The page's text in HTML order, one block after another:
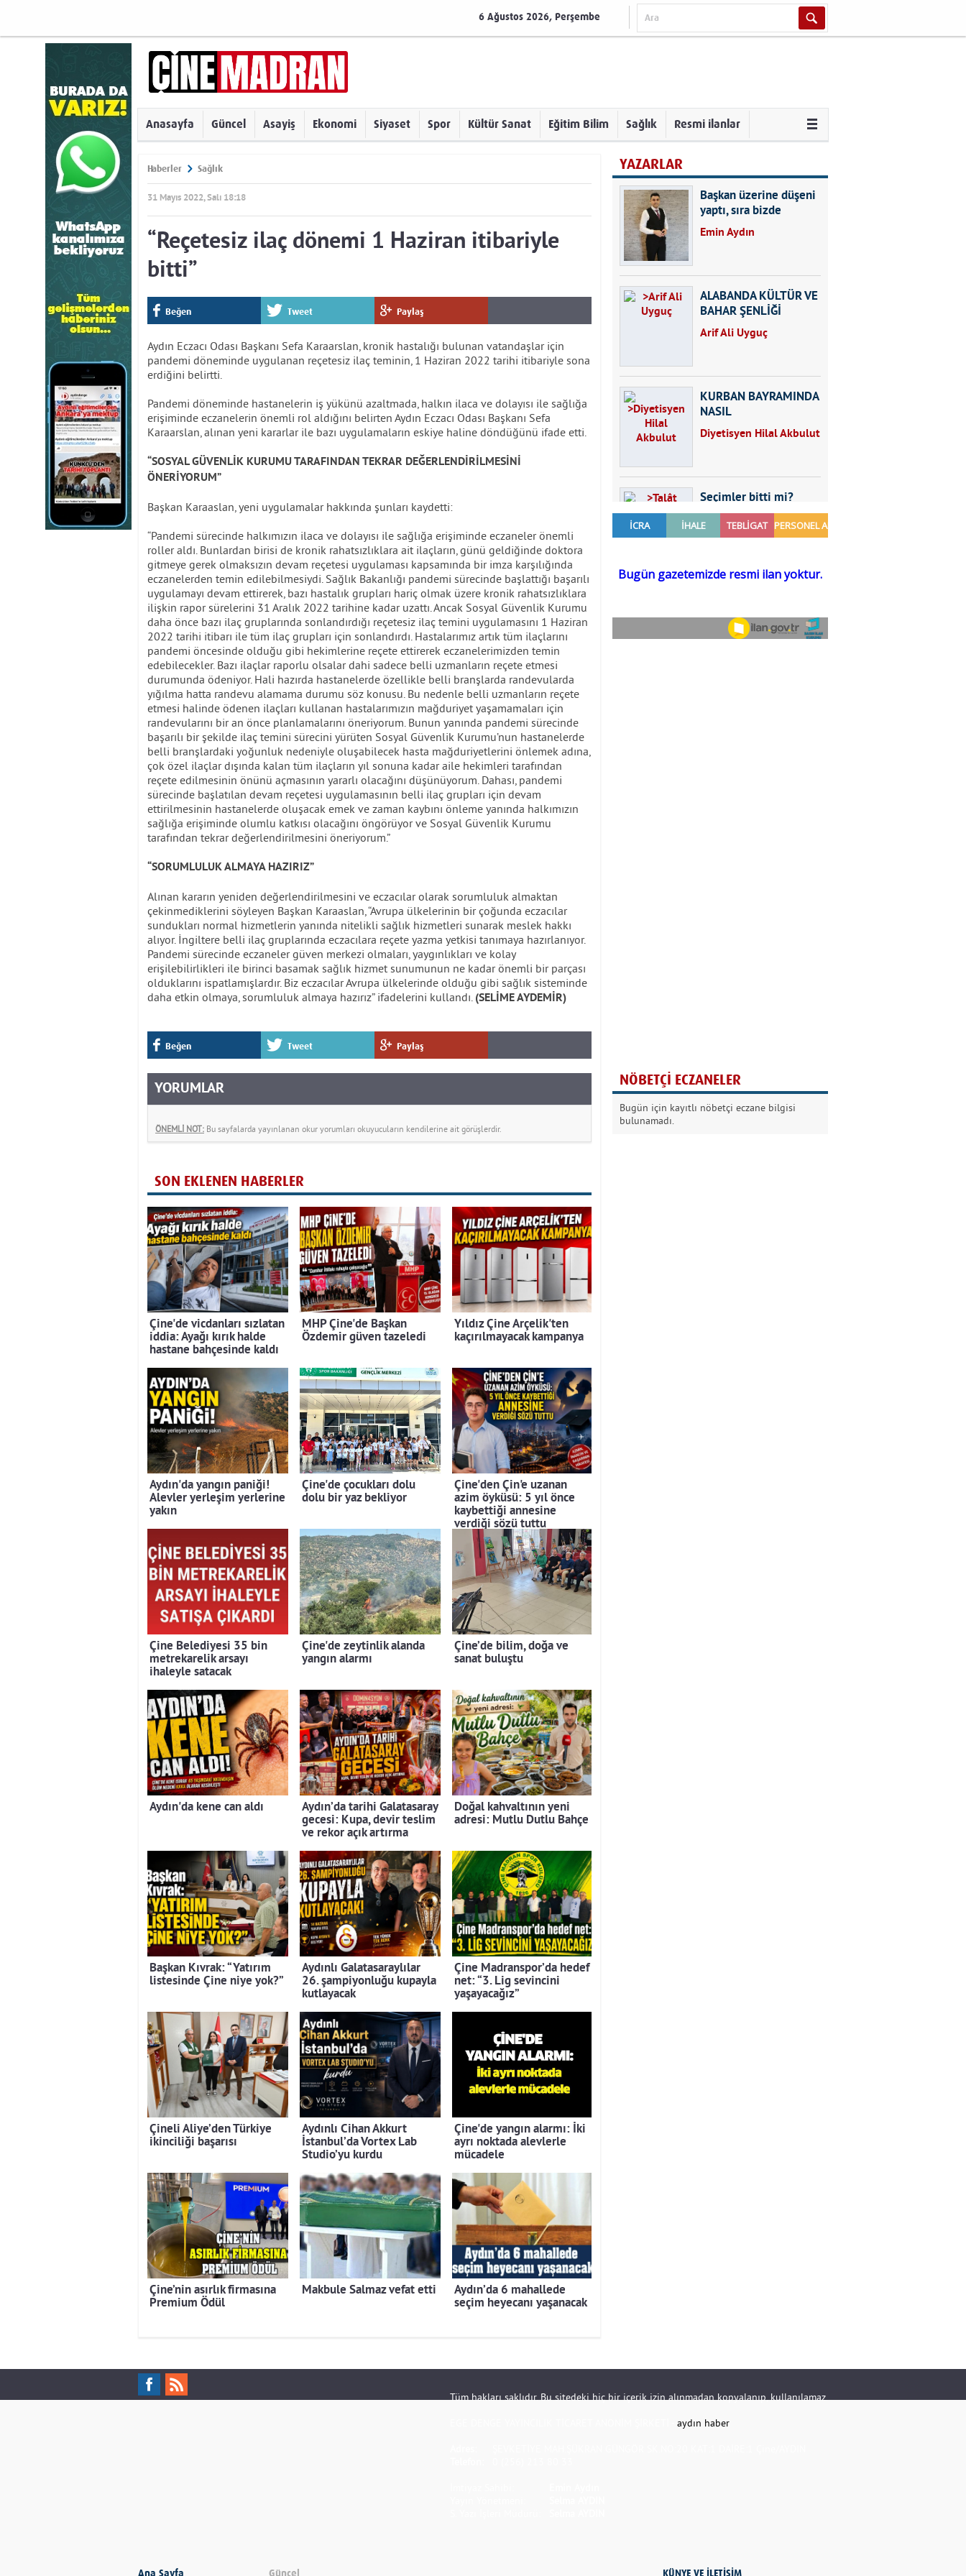
6 Ağustos 2026, Perşembe
Anasayfa Güncel Asayiş Ekonomi Siyaset Spor Kültür Sanat Eğitim Bilim Sağlık Resmi ilanlar
Haberler Sağlık
31 Mayıs 2022, Salı 18:18
“Reçetesiz ilaç dönemi 1 Haziran itibariyle
bitti”
Beğen Tweet Paylaş
Aydın Eczacı Odası Başkanı Sefa Karaarslan, kronik hastalığı bulunan vatandaşlar için
pandemi döneminde uygulanan reçetesiz ilaç teminin, 1 Haziran 2022 tarihi itibariyle sona
erdiğini belirtti.
Pandemi döneminde hastanelerin iş yükünü azaltmada, halkın ilaca ve dolayısı ile sağlığa
erişiminde eczanelerin önemli rol aldığını belirten Aydın Eczacı Odası Başkanı Sefa
Karaarslan, alınan yeni kararlar ile bazı uygulamaların eskiye haline döndüğünü ifade etti.
“SOSYAL GÜVENLİK KURUMU TARAFINDAN TEKRAR DEĞERLENDİRİLMESİNİ
ÖNERİYORUM”
Başkan Karaaslan, yeni uygulamalar hakkında şunları kaydetti:
“Pandemi sürecinde halkımızın ilaca ve dolayısı ile sağlığa erişiminde eczaneler önemli
roller aldı. Bunlardan birisi de kronik rahatsızlıklara ait ilaçların, günü geldiğinde doktora
gitmeye gerek olmaksızın devam reçetesi uygulaması kapsamında bir imza karşılığında
eczanelerden temin edilebilmesiydi. Sağlık Bakanlığı pandemi sürecinde başlattığı başarılı
uygulamayı devam ettirerek, bazı hastalık grupları hariç olmak üzere kronik rahatsızlıklara
ilişkin rapor sürelerini 31 Aralık 2022 tarihine kadar uzattı. Ancak Sosyal Güvenlik Kurumu
daha önce bazı ilaç gruplarında sonlandırdığı reçetesiz ilaç temini uygulamasını 1 Haziran
2022 tarihi itibarı ile tüm ilaç grupları için sonlandırdı. Hastalarımız artık tüm ilaçlarını
pandemi öncesinde olduğu gibi hekimlerine reçete ettirerek eczanelerimizden temin
edebilecekler. Bazı ilaçlar raporlu olsalar dahi sadece belli uzmanların reçete etmesi
durumunda ödeniyor. Hali hazırda hastanelerde özellikle belli branşlarda randevularda
yığılma hatta randevu alamama durumu söz konusu. Bu nedenle belli uzmanların reçete
etmesi halinde ödenen ilaçları kullanan hastalarımızın mağduriyet yaşamamaları için
randevularını bir an önce planlamalarını öneriyorum. Bunun yanında pandemi sürecinde
başarılı bir şekilde ilaç temini sürecini yürüten Sosyal Güvenlik Kurumu’nun hastanelerde
belli branşlardaki yoğunluk nedeniyle oluşabilecek hasta mağduriyetlerini önlemek adına,
çok özel ilaçlar dışında kalan tüm ilaçların yıl sonuna kadar aile hekimleri tarafından
reçete edilmesinin önünü açmasının yararlı olacağını düşünüyorum. Dahası, pandemi
sürecinde başlatılan devam reçetesi uygulamasının belli ilaç grupları için devam
ettirilmesinin hastanelerde oluşacak emek ve zaman kaybını önleme yanında halkımızın
sağlığa erişiminde olumlu katkısı olacağını öngörüyor ve Sosyal Güvenlik Kurumu
tarafından tekrar değerlendirilmesini öneriyorum.”
“SORUMLULUK ALMAYA HAZIRIZ”
Alınan kararın yeniden değerlendirilmesini ve eczacılar olarak sorumluluk almaktan
çekinmediklerini söyleyen Başkan Karaaslan, “Avrupa ülkelerinin bir çoğunda eczacılar
sundukları normal hizmetlerin yanında nitelikli sağlık hizmetleri sunarak meslek hakkı
alıyor. İngiltere belli ilaç gruplarında eczacılara reçete yazma yetkisi tanımaya hazırlanıyor.
Pandemi sürecinde eczaneler güven merkezi olmaları, yaygınlıkları ve kolay
erişilebilirlikleri ile birinci basamak sağlık hizmet sunumunun ne kadar önemli bir parçası
olduklarını ispatlamışlardır. Biz eczacılar Avrupa ülkelerinde olduğu gibi sağlık sisteminde
daha etkin olmaya, sorumluluk almaya hazırız” ifadelerini kullandı. (SELİME AYDEMİR)
Beğen Tweet Paylaş
YORUMLAR
ÖNEMLİ NOT: Bu sayfalarda yayınlanan okur yorumları okuyucuların kendilerine ait görüşlerdir.
SON EKLENEN HABERLER
Çine'de vicdanları sızlatan
iddia: Ayağı kırık halde
hastane bahçesinde kaldı
MHP Çine'de Başkan
Özdemir güven tazeledi
Yıldız Çine Arçelik'ten
kaçırılmayacak kampanya
Aydın'da yangın paniği!
Alevler yerleşim yerlerine
yakın
Çine'de çocukları dolu
dolu bir yaz bekliyor
Çine'den Çin'e uzanan
azim öyküsü: 5 yıl önce
kaybettiği annesine
verdiği sözü tuttu
Çine Belediyesi 35 bin
metrekarelik arsayı
ihaleyle satacak
Çine'de zeytinlik alanda
yangın alarmı
Çine’de bilim, doğa ve
sanat buluştu
Aydın'da kene can aldı
Aydın’da tarihi Galatasaray
gecesi: Kupa, devir teslim
ve rekor açık artırma
Doğal kahvaltının yeni
adresi: Mutlu Dutlu Bahçe
Başkan Kıvrak: “Yatırım
listesinde Çine niye yok?”
Aydınlı Galatasaraylılar
26. şampiyonluğu kupayla
kutlayacak
Çine Madranspor’da hedef
net: “3. Lig sevincini
yaşayacağız”
Çineli Aliye’den Türkiye
ikinciliği başarısı
Aydınlı Cihan Akkurt
İstanbul’da Vortex Lab
Studio’yu kurdu
Çine'de yangın alarmı: İki
ayrı noktada alevlerle
mücadele
Çine’nin asırlık firmasına
Premium Ödül
Makbule Salmaz vefat etti
Aydın’da 6 mahallede
seçim heyecanı yaşanacak
YAZARLAR
Başkan üzerine düşeni
yaptı, sıra bizde
Emin Aydın
ALABANDA KÜLTÜR VE
BAHAR ŞENLİĞİ
Arif Ali Uyguç
KURBAN BAYRAMINDA
NASIL
BESLENMELİYİZ?
Diyetisyen Hilal Akbulut
Seçimler bitti mi?
Talât Yörük
Sezgin MADRAN
Kurban Bayramında
Dikkat!
NÖBETÇİ ECZANELER
Bugün için kayıtlı nöbetçi eczane bilgisi
bulunamadı.
Tüm hakları saklıdır. Bu sitedeki hiç bir içerik izin alınmadan kopyalanıp, kullanılamaz.
aydın haber
Ana Sayfa Güncel KÜNYE VE İLETİŞİM